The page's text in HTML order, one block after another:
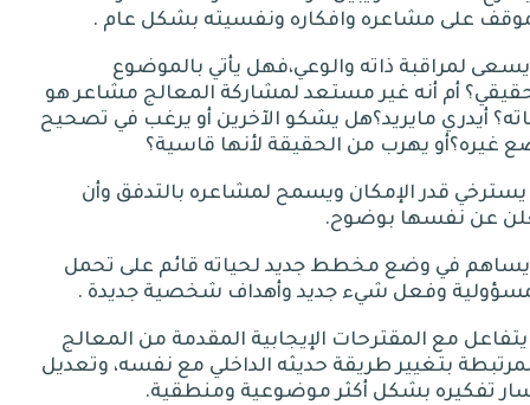
على مشاعره وافكاره ونفسيته بشكل عام .
يسعى لمراقبة ذاته والوعي،فهل يأتي بالموضوع
أم أنه غير مستعد لمشاركة المعالج مشاعر هو
أيدري مايريد؟هل يشكو الآخرين أو يرغب في تصحيح
غيره؟أو يهرب من الحقيقة لأنها قاسية؟
يسترخي قدر الإمكان ويسمح لمشاعره بالتدفق وأن
عن نفسها بوضوح.
يساهم في وضع مخطط جديد لحياته قائم على تحمل
وفعل شيء جديد وأهداف شخصية جديدة .
يتفاعل مع المقترحات الإيجابية المقدمة من المعالج
بتغيير طريقة حديثه الداخلي مع نفسه، وتعديل
تفكيره بشكل أكثر موضوعية ومنطقية.